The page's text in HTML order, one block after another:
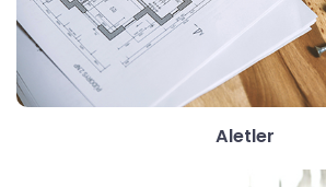
Aletler